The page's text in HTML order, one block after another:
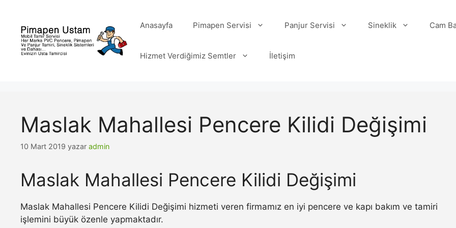
Anasayfa Pimapen Servisi Panjur Servisi Sineklik Cam
Hizmet Verdiğimiz Semtler İletişim
Maslak Mahallesi Pencere Kilidi Değişimi
10 Mart 2019 yazar admin
Maslak Mahallesi Pencere Kilidi Değişimi
Maslak Mahallesi Pencere Kilidi Değişimi hizmeti veren firmamız en iyi pencere ve kapı bakım ve tamiri
işlemini büyük özenle yapmaktadır.